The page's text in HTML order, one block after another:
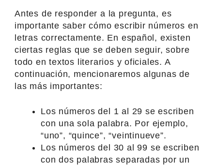
Antes de responder a la pregunta, es
importante saber cómo escribir números en
letras correctamente. En español, existen
ciertas reglas que se deben seguir, sobre
todo en textos literarios y oficiales. A
continuación, mencionaremos algunas de
las más importantes:
Los números del 1 al 29 se escriben
con una sola palabra. Por ejemplo,
“uno”, “quince”, “veintinueve”.
Los números del 30 al 99 se escriben
con dos palabras separadas por un